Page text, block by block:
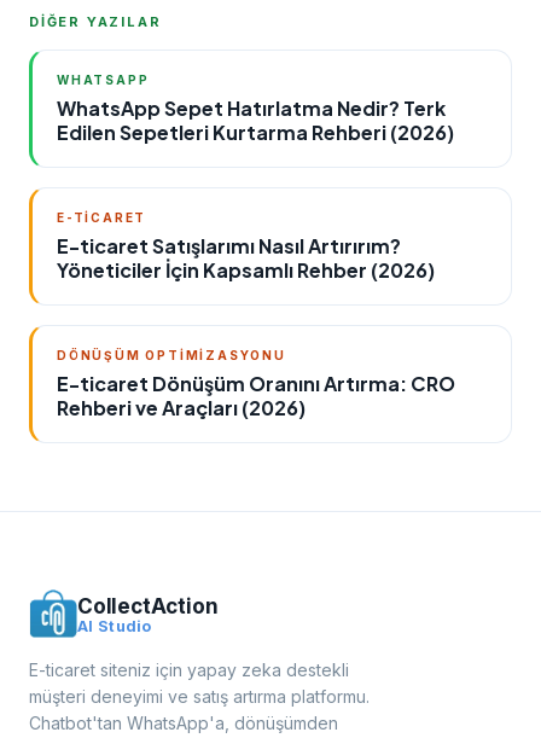
DİĞER YAZILAR
WHATSAPP
WhatsApp Sepet Hatırlatma Nedir? Terk
Edilen Sepetleri Kurtarma Rehberi (2026)
E-TICARET
E-ticaret Satışlarımı Nasıl Artırırım?
Yöneticiler İçin Kapsamlı Rehber (2026)
DÖNÜŞÜM OPTIMIZASYONU
E-ticaret Dönüşüm Oranını Artırma: CRO
Rehberi ve Araçları (2026)
CollectAction
AI Studio
E-ticaret siteniz için yapay zeka destekli
müşteri deneyimi ve satış artırma platformu.
Chatbot'tan WhatsApp'a, dönüşümden